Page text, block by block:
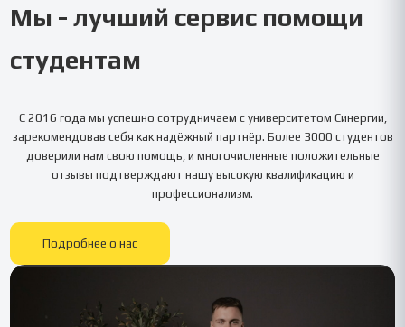
Мы - лучший сервис помощи
студентам
С 2016 года мы успешно сотрудничаем с университетом Синергии
зарекомендовав себя как надёжный партнёр. Более 3000 студентов
доверили нам свою помощь, и многочисленные положительные
отзывы подтверждают нашу высокую квалификацию и
профессионализм.
Подробнее о нас